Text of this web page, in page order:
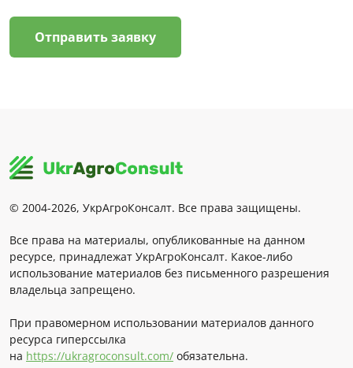
Отправить заявку
© 2004-2026, УкрАгроКонсалт. Все права защищены.
Все права на материалы, опубликованные на данном
ресурсе, принадлежат УкрАгроКонсалт. Какое-либо
использование материалов без письменного разрешения
владельца запрещено.
При правомерном использовании материалов данного
ресурса гиперссылка
на https://ukragroconsult.com/ обязательна.